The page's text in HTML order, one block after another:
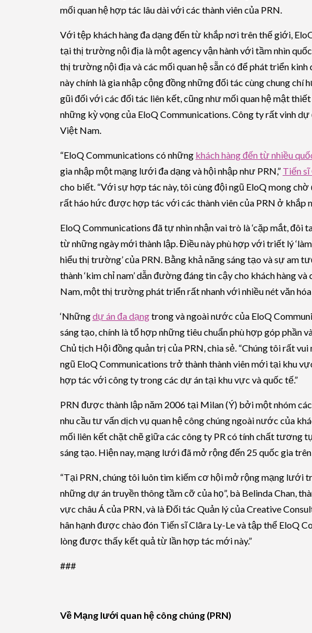
mối quan hệ hợp tác lâu dài với các thành viên của PRN.
Với tệp khách hàng đa dạng đến từ khắp nơi trên thế giới,
tại thị trường nội địa là một agency vận hành với tầm nhìn
thị trường nội địa và các mối quan hệ sẵn có để phát triển
này chính là gia nhập cộng đồng những đối tác cùng chung
gũi đối với các đối tác liên kết, cũng như mối quan hệ mật
những kỳ vọng của EloQ Communications. Công ty rất vinh
Việt Nam.
“EloQ Communications có những khách hàng đến từ nhiều
gia nhập một mạng lưới đa dạng và hội nhập như PRN,” Tiến sĩ
cho biết. “Với sự hợp tác này, tôi cùng đội ngũ EloQ mong
rất háo hức được hợp tác với các thành viên của PRN ở khắp
EloQ Communications đã tự nhìn nhận vai trò là ‘cặp mắt, đôi
từ những ngày mới thành lập. Điều này phù hợp với triết lý
hiểu thị trường’ của PRN. Bằng khả năng sáng tạo và sự am
thành ‘kim chỉ nam’ dẫn đường đáng tin cậy cho khách hàng
Nam, một thị trường phát triển rất nhanh với nhiều nét văn hóa
‘Nhữngdự án đa dạngtrong và ngoài nước của EloQ
sáng tạo, chính là tổ hợp những tiêu chuẩn phù hợp góp phần
Chủ tịch Hội đồng quản trị của PRN, chia sẻ. “Chúng tôi rất
ngũ EloQ Communications trở thành thành viên mới tại khu
hợp tác với công ty trong các dự án tại khu vực và quốc tế.”
PRN được thành lập năm 2006 tại Milan (Ý) bởi một nhóm
nhu cầu tư vấn dịch vụ quan hệ công chúng ngoài nước của
mối liên kết chặt chẽ giữa các công ty PR có tính chất tương
sáng tạo. Hiện nay, mạng lưới đã mở rộng đến 25 quốc gia
“Tại PRN, chúng tôi luôn tìm kiếm cơ hội mở rộng mạng lưới
những dự án truyền thông tầm cỡ của họ”, bà Belinda Chan,
vực châu Á của PRN, và là Đối tác Quản lý của Creative
hân hạnh được chào đón Tiến sĩ Clāra Ly-Le và tập thể EloQ
lòng được thấy kết quả từ lần hợp tác mới này.”
###
Về Mạng lưới quan hệ công chúng (PRN)